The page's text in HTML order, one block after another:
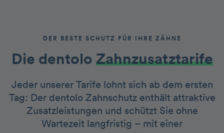
DER BESTE SCHUTZ FÜR IHRE ZÄHNE
Die dentolo­­ Zah nzusatztarife
Jeder unserer Tarife lohnt sich ab dem ersten
Tag: Der dentolo Zahnschutz enthält attraktive
Zusatzleistungen und schützt Sie ohne
Wartezeit langfristig – mit einer